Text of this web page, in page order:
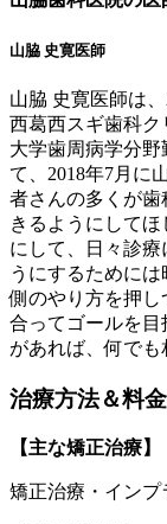
山脇 史寛医師
山脇 史寛医師は
西葛西スギ歯科ク
大学歯周病学分野
て、2018年7月に
者さんの多くが
きるようにして
にして、日々診
うにするために
側のやり方を押し
合ってゴールを
があれば、何でも
治療方法＆料金
【主な矯正治療】
矯正治療・イン